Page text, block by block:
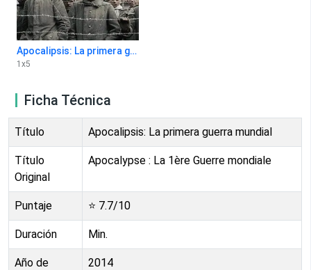
Apocalipsis: La primera guerra mundial 1x5
1 x5
Ficha Técnica
Título Apocalipsis: La primera guerra mundial
Título
Original
Apocalypse : La 1ère Guerre mondiale
Puntaje ⭐ 7.7/10
Duración Min.
Año de
2014